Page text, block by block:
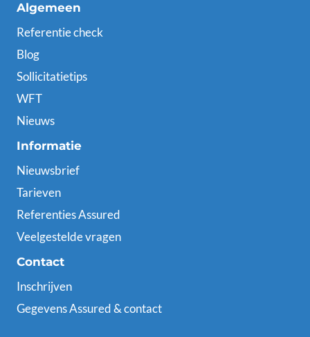
Algemeen
Referentie check
Blog
Sollicitatietips
WFT
Nieuws
Informatie
Nieuwsbrief
Tarieven
Referenties Assured
Veelgestelde vragen
Contact
Inschrijven
Gegevens Assured & contact